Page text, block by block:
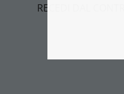
RECEDI DAL